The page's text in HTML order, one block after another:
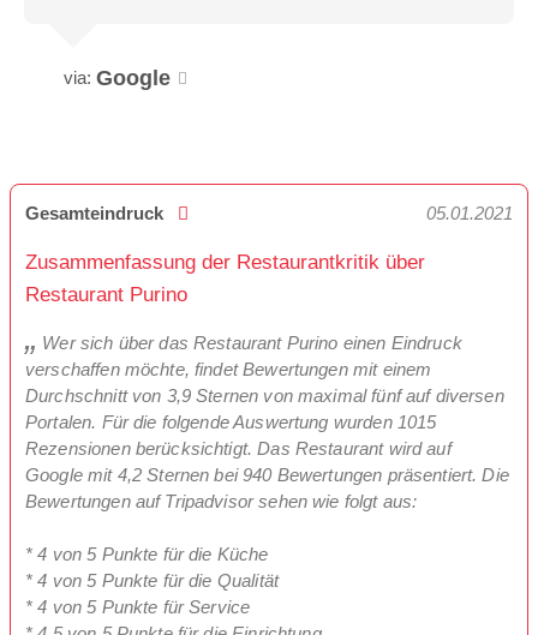
via: Google
Gesamteindruck 05.01.2021
Zusammenfassung der Restaurantkritik über
Restaurant Purino
Wer sich über das Restaurant Purino einen Eindruck
verschaffen möchte, findet Bewertungen mit einem
Durchschnitt von 3,9 Sternen von maximal fünf auf diversen
Portalen. Für die folgende Auswertung wurden 1015
Rezensionen berücksichtigt. Das Restaurant wird auf
Google mit 4,2 Sternen bei 940 Bewertungen präsentiert. Die
Bewertungen auf Tripadvisor sehen wie folgt aus:
* 4 von 5 Punkte für die Küche
* 4 von 5 Punkte für die Qualität
* 4 von 5 Punkte für Service